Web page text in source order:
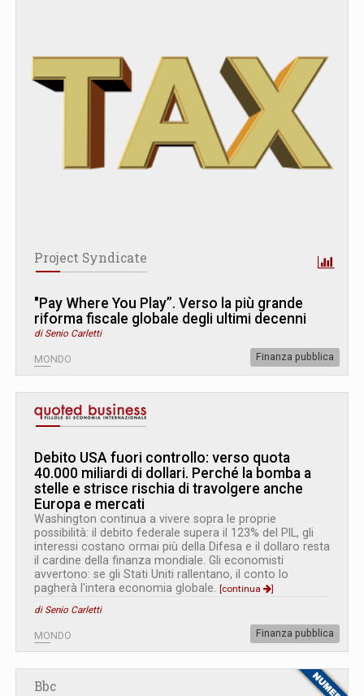
Project Syndicate
"Pay Where You Play”. Verso la più grande
riforma fiscale globale degli ultimi decenni
di Senio Carletti
MONDO Finanza pubblica
Debito USA fuori controllo: verso quota
40.000 miliardi di dollari. Perché la bomba a
stelle e strisce rischia di travolgere anche
Europa e mercati
Washington continua a vivere sopra le proprie
possibilità: il debito federale supera il 123% del PIL, gli
interessi costano ormai più della Difesa e il dollaro resta
il cardine della finanza mondiale. Gli economisti
avvertono: se gli Stati Uniti rallentano, il conto lo
pagherà l'intera economia globale. [continua
]
di Senio Carletti
MONDO Finanza pubblica
Bbc